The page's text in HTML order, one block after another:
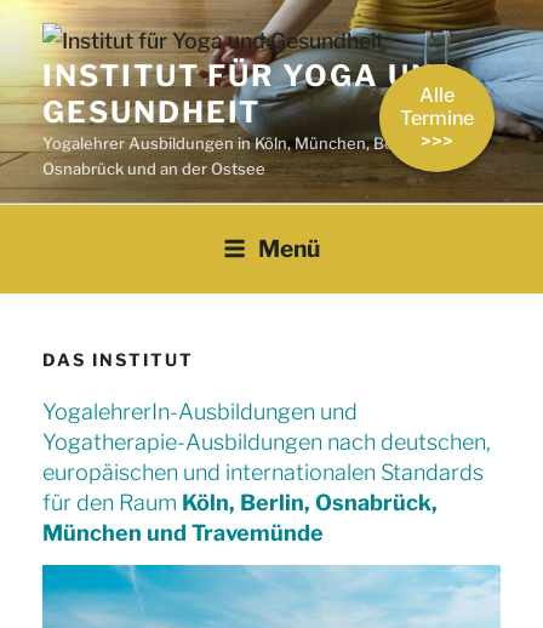
springenINSTITUT FÜR YOGA UND
GESUNDHEIT
Yogalehrer Ausbildungen in Köln, München, Berlin,
Osnabrück und an der Ostsee
Menü
DAS INSTITUT
YogalehrerIn-Ausbildungen und
Yogatherapie-Ausbildungen nach deutschen,
europäischen und internationalen Standards
für den Raum Köln, Berlin, Osnabrück,
München und Travemünde
Alle
Termine
>>>